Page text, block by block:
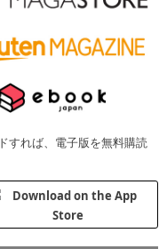
すれば、電子版を無料購読